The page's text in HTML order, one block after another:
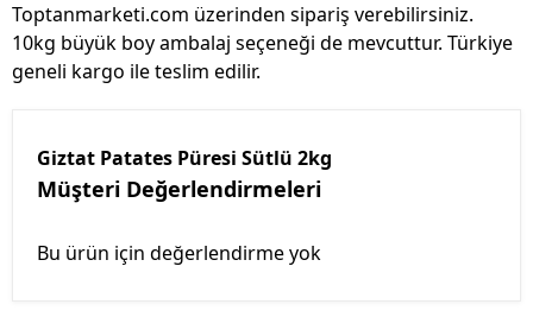
Toptanmarketi.com üzerinden sipariş verebilirsiniz.
10kg büyük boy ambalaj seçeneği de mevcuttur. Türkiye
geneli kargo ile teslim edilir.
Giztat Patates Püresi Sütlü 2kg
Müşteri Değerlendirmeleri
Bu ürün için değerlendirme yok